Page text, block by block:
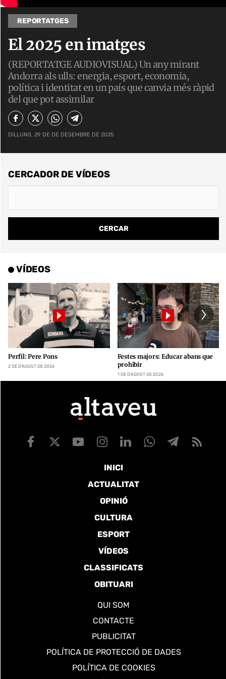
REPORTATGES
El 2025 en imatges
(REPORTATGE AUDIOVISUAL) Un any mirant
Andorra als ulls: energia, esport, economia,
política i identitat en un país que canvia més ràpid
del que pot assimilar
DILLUNS, 29 DE DE DESEMBRE DE 2025
CERCADOR DE VÍDEOS
VÍDEOS
Perfil: Pere Pons
2 DE D’AGOST DE 2026
Festes majors: Educar abans que
prohibir
1 DE D’AGOST DE 2026
INICI
ACTUALITAT
OPINIÓ
CULTURA
ESPORT
VÍDEOS
CLASSIFICATS
OBITUARI
QUI SOM
CONTACTE
PUBLICITAT
POLÍTICA DE PROTECCIÓ DE DADES
POLÍTICA DE COOKIES